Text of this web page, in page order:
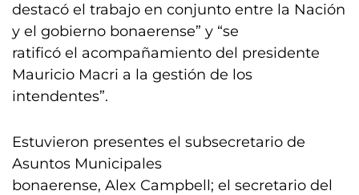
destacó el trabajo en conjunto entre la Nación
y el gobierno bonaerense” y “se
ratificó el acompañamiento del presidente
Mauricio Macri a la gestión de los
intendentes”.
Estuvieron presentes el subsecretario de
Asuntos Municipales
bonaerense, Alex Campbell; el secretario del